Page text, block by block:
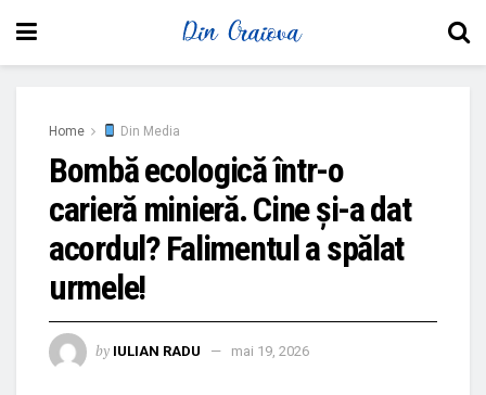
Home Din Media
Bombă ecologică într-o
carieră minieră. Cine și-a dat
acordul? Falimentul a spălat
urmele!
by IULIAN RADU mai 19, 2026